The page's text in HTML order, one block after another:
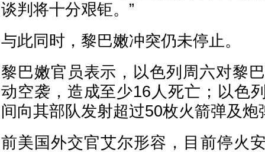
谈判将十分艰钜。”
与此同时，黎巴嫩冲突仍未停止。
黎巴嫩官员表示，以色列周六对黎
动空袭，造成至少16人死亡；以色
间向其部队发射超过50枚火箭弹及炮
前美国外交官艾尔形容，目前停火